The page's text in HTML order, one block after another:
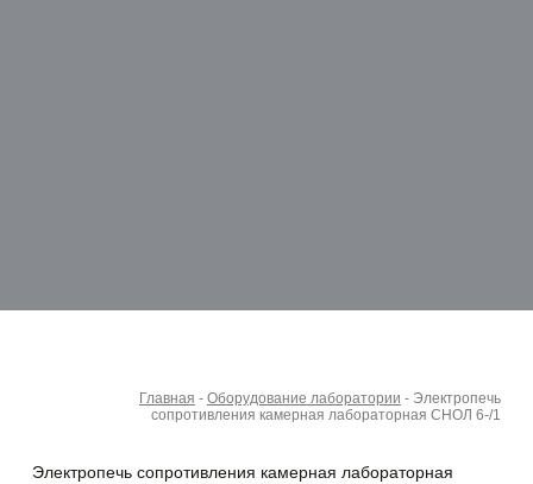
Главная - Оборудование лаборатории - Электропечь
сопротивления камерная лабораторная СНОЛ 6-/1
Электропечь сопротивления камерная лабораторная